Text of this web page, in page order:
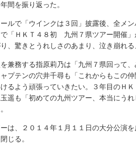
間を振り返った。
ルで「ウインクは３回」披露後、全メ
で「ＨＫＴ４８初 九州７県ツアー開催
、驚きとうれしさのあまり、泣き崩れる
兼務する指原莉乃は「九州７県回って
プテンの穴井千尋も「これからもこの
るよう頑張っていきたい。３年目のＨ
玉遥も「初めての九州ツアー、本当にう
は、２０１４年１月１１日の大分公演
じる。